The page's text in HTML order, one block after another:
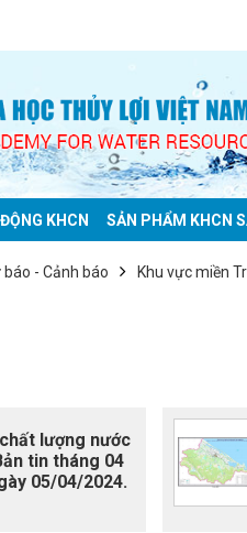
KHCN SẢN PHẨM KHCN
báo - Cảnh báo Khu vực miền
lượng nước
tin tháng 04
05/04/2024.